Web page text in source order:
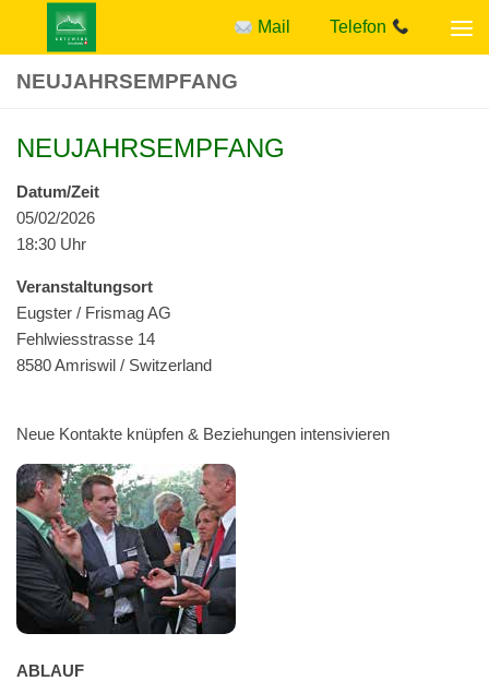
Zum Inhalt springen Mail Telefon
NEUJAHRSEMPFANG
NEUJAHRSEMPFANG
Datum/Zeit
05/02/2026
18:30 Uhr
Ver­anstal­tung­sort
Eug­ster / Fris­mag AG
Fehlwiesstrasse 14
8580 Amriswil / Switzerland
Neue Kon­tak­te knüpfen & Beziehun­gen intensivieren
ABLAUF